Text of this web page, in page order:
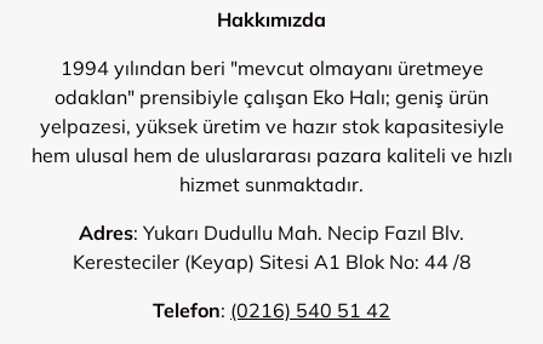
Hakkımızda
1994 yılından beri "mevcut olmayanı üretmeye
odaklan" prensibiyle çalışan Eko Halı; geniş ürün
yelpazesi, yüksek üretim ve hazır stok kapasitesiyle
hem ulusal hem de uluslararası pazara kaliteli ve hızlı
hizmet sunmaktadır.
Adres: Yukarı Dudullu Mah. Necip Fazıl Blv.
Keresteciler (Keyap) Sitesi A1 Blok No: 44 /8
Telefon: (0216) 540 51 42